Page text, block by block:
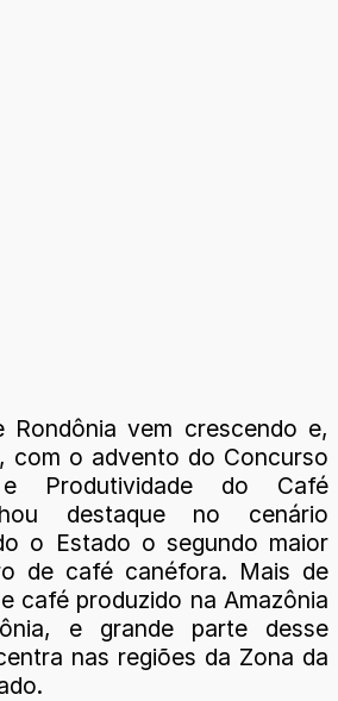
Rondônia vem crescendo e,
com o advento do Concurso
Produtividade do Café
destaque no cenário
o Estado o segundo maior
de café canéfora. Mais de
café produzido na Amazônia
e grande parte desse
nas regiões da Zona da